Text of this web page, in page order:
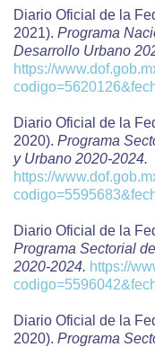
Diario Oficial de la
2021). Programa
Desarrollo Urbano
https://
Diario Oficial de la
2020). Programa
y Urbano 2020-2024.
https://
Diario Oficial de la
Programa Sectorial
2020-2024. https://
Diario Oficial de la
2020). Programa